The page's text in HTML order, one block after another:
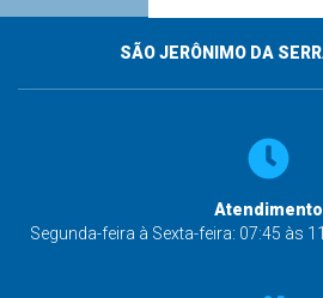
SÃO JERÔNIMO DA
Atendimento
Segunda-feira à Sexta-feira: 07:45 às